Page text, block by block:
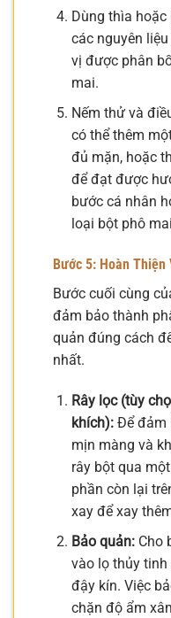
Dùng thìa
các nguyên
vị được phân
mai.
Nếm thử và
có thể thêm
đủ mặn, hoặc
để đạt được
bước cá nhân
loại bột phô
Bước 5: Hoàn Thiện
Bước cuối cùng
đảm bảo thành
quản đúng cách
nhất.
Rây lọc (tùy
khích):Để đảm
mịn màng và
rây bột qua
phần còn lại
xay để xay
Bảo quản:Cho
vào lọ thủy tinh
đậy kín. Việc
chặn độ ẩm